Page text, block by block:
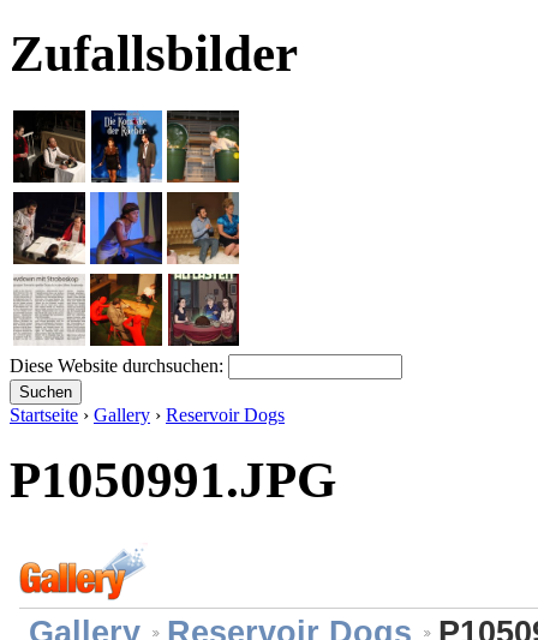
Zufallsbilder
Diese Website durchsuchen:
Startseite › Gallery › Reservoir Dogs
P1050991.JPG
Gallery Reservoir Dogs